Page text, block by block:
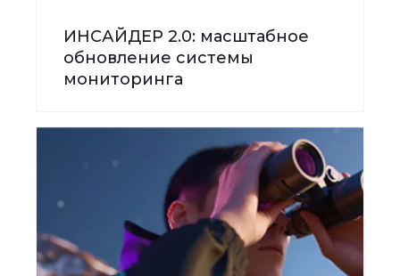
ИНСАЙДЕР 2.0: масштабное
обновление системы
мониторинга